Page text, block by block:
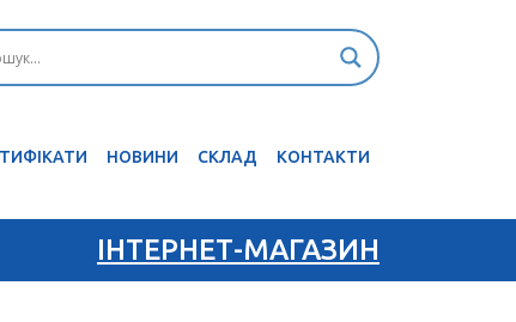
НОВИНИ CКЛАД КОНТАКТИ
ІНТЕРНЕТ-МАГАЗИН